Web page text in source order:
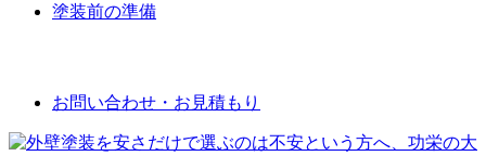
塗装前の準備
お問い合わせ・お見積もり